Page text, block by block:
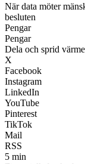
När data möter
besluten
Pengar
Pengar
Dela och sprid värme
X
Facebook
Instagram
LinkedIn
YouTube
Pinterest
TikTok
Mail
RSS
5 min